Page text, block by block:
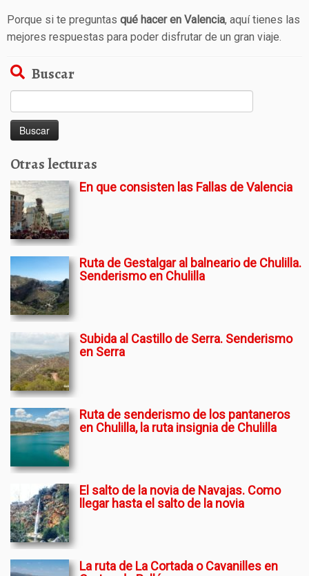
Porque si te preguntas qué hacer en Valencia, aquí tienes las
mejores respuestas para poder disfrutar de un gran viaje.
Buscar
Otras lecturas
En que consisten las Fallas de Valencia
Ruta de Gestalgar al balneario de Chulilla.
Senderismo en Chulilla
Subida al Castillo de Serra. Senderismo
en Serra
Ruta de senderismo de los pantaneros
en Chulilla, la ruta insignia de Chulilla
El salto de la novia de Navajas. Como
llegar hasta el salto de la novia
La ruta de La Cortada o Cavanilles en